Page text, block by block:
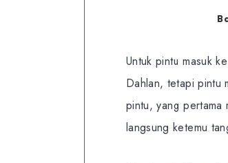
Untuk pintu masuk
Dahlan, tetapi pintu
pintu, yang
langsung ketemu